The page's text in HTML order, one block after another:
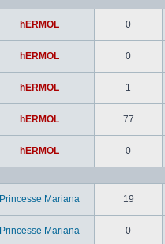
hERMOL 0
hERMOL 0
hERMOL 1
hERMOL 77
hERMOL 0
Princesse Mariana 19
Princesse Mariana 0